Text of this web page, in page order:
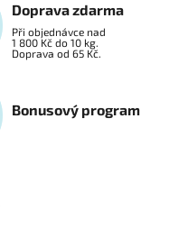
Doprava zdarma
Při objednávce nad
1 800 Kč do 10 kg.
Doprava od 65 Kč.
Bonusový program